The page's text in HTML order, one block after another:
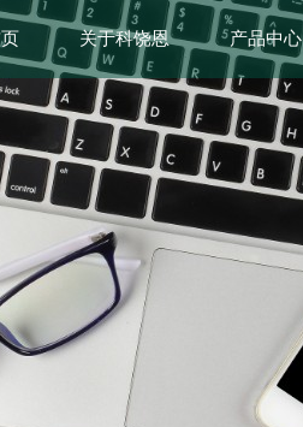
关于科饶恩 产品中心